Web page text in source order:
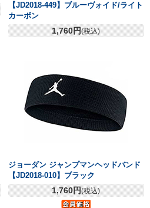
【JD2018-449】ブルーヴォイド/ライト
カーボン
1,760円(税込)
ジョーダン ジャンプマンヘッドバンド
【JD2018-010】ブラック
1,760円(税込)